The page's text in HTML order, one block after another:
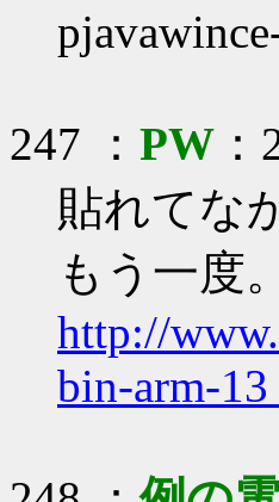
247 ： PW
貼れてな
もう一度。
http://
bin-arm-